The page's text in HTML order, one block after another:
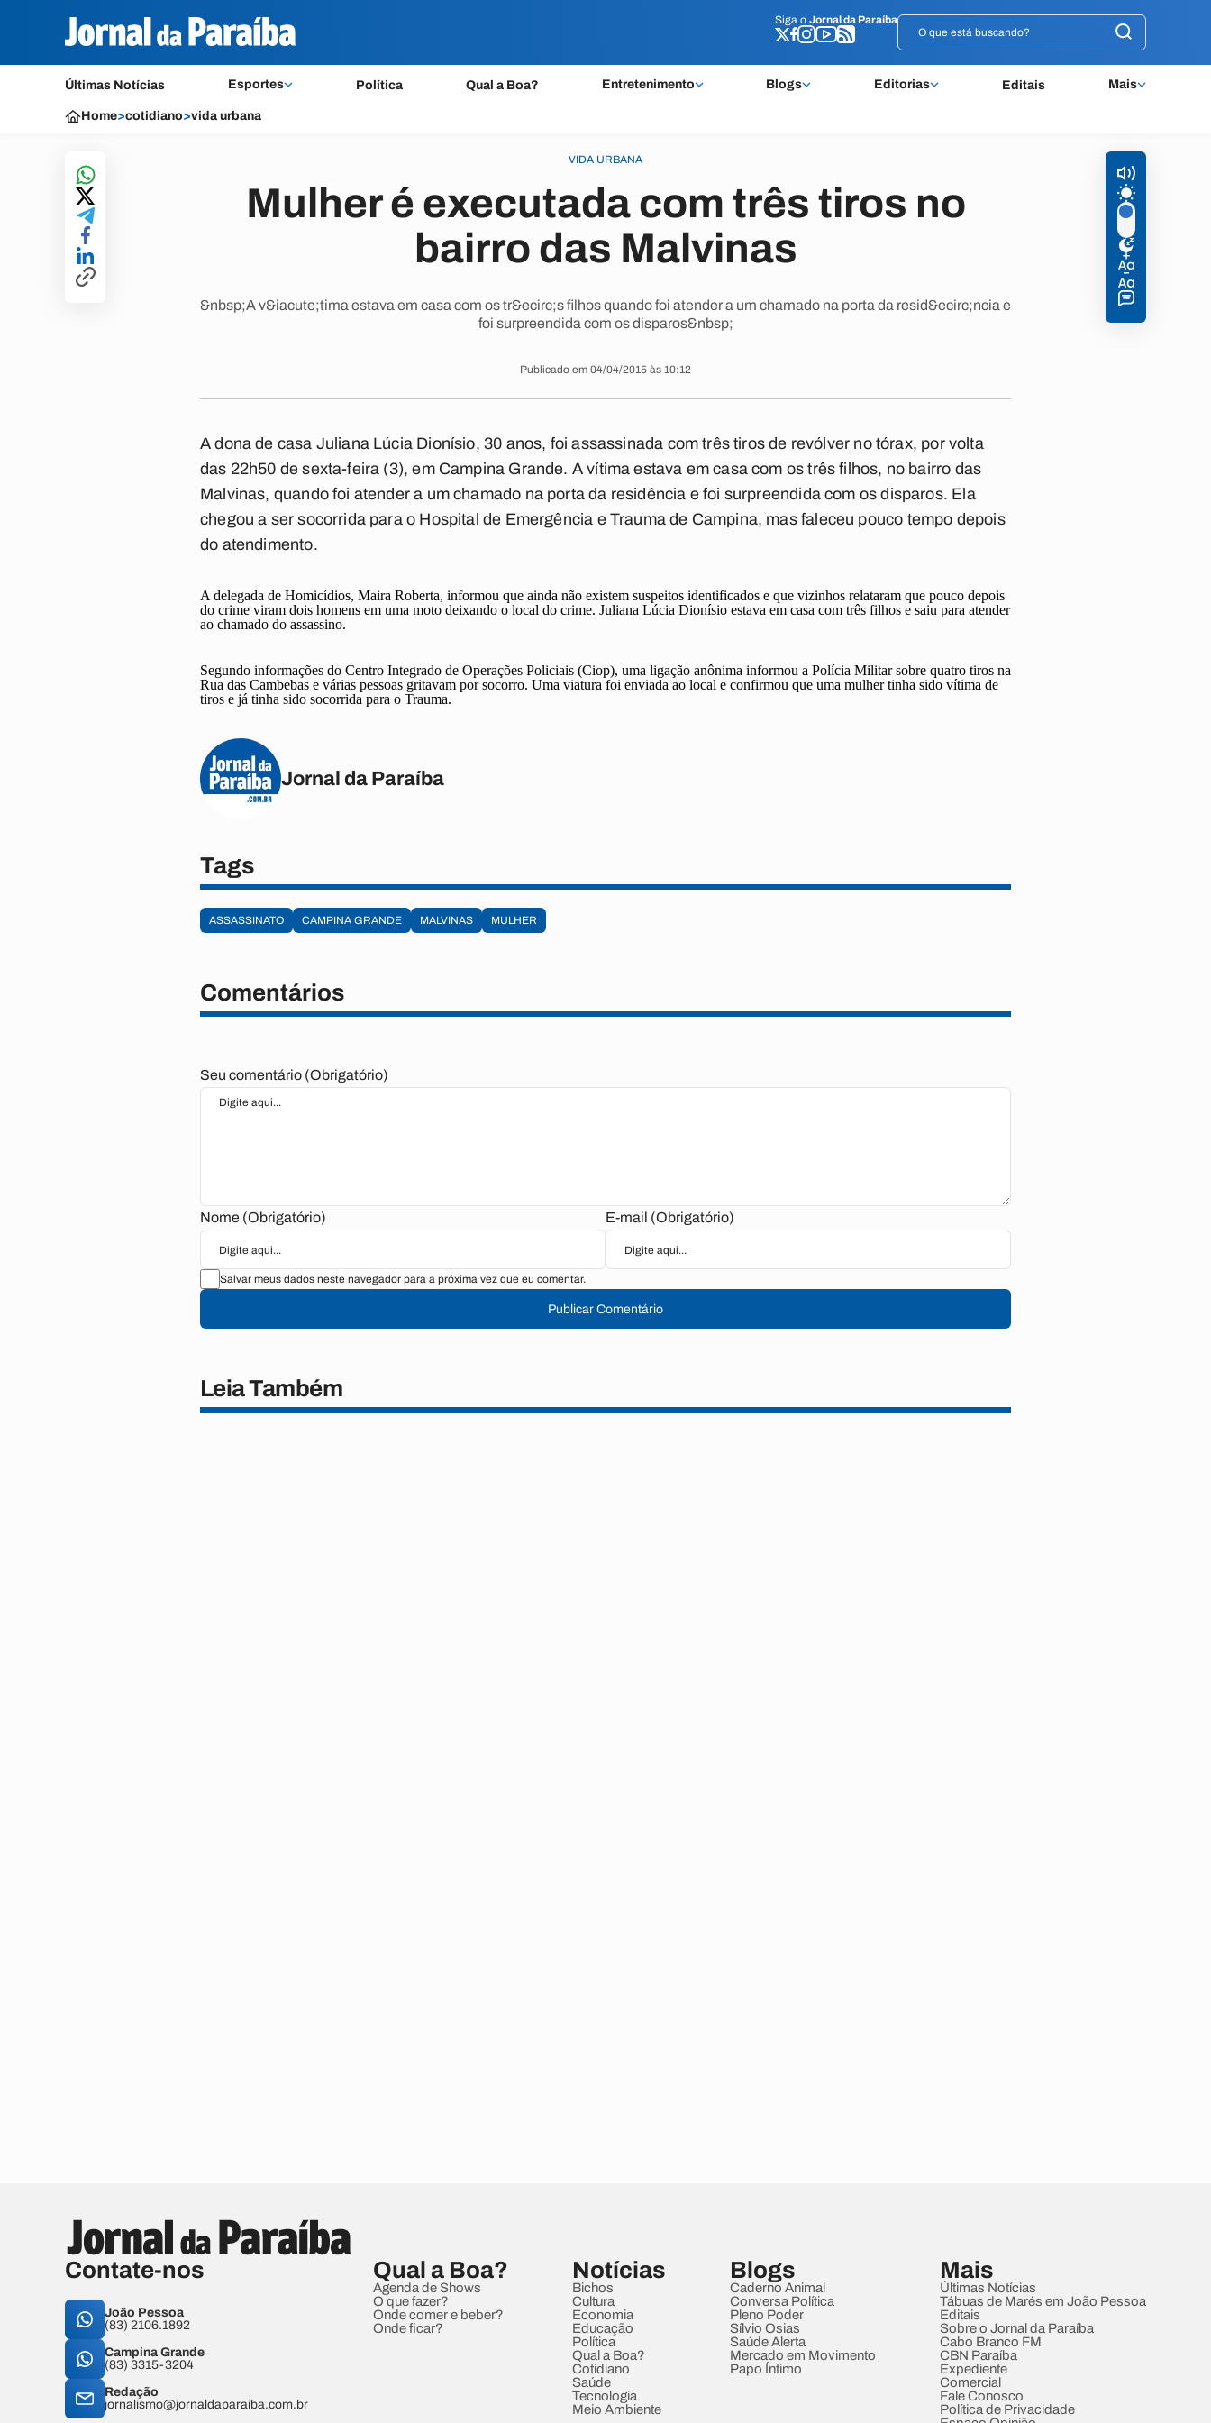
Siga o Jornal da Paraíba
Últimas Notícias Esportes Política Qual a Boa? Entretenimento Blogs Editorias Editais Mais
Siga o Jornal da Paraíba
Home>cotidiano>vida urbana
VIDA URBANA
Mulher é executada com três tiros no
bairro das Malvinas
&nbsp;A v&iacute;tima estava em casa com os tr&ecirc;s filhos quando foi atender a um chamado na porta da resid&ecirc;ncia e
foi surpreendida com os disparos&nbsp;
Publicado em 04/04/2015 às 10:12
A dona de casa Juliana Lúcia Dionísio, 30 anos, foi assassinada com três tiros de revólver no tórax, por volta
das 22h50 de sexta-feira (3), em Campina Grande. A vítima estava em casa com os três filhos, no bairro das
Malvinas, quando foi atender a um chamado na porta da residência e foi surpreendida com os disparos. Ela
chegou a ser socorrida para o Hospital de Emergência e Trauma de Campina, mas faleceu pouco tempo depois
do atendimento.
A delegada de Homicídios, Maira Roberta, informou que ainda não existem suspeitos identificados e que vizinhos relataram que pouco depois
do crime viram dois homens em uma moto deixando o local do crime. Juliana Lúcia Dionísio estava em casa com três filhos e saiu para atender
ao chamado do assassino.
Segundo informações do Centro Integrado de Operações Policiais (Ciop), uma ligação anônima informou a Polícia Militar sobre quatro tiros na
Rua das Cambebas e várias pessoas gritavam por socorro. Uma viatura foi enviada ao local e confirmou que uma mulher tinha sido vítima de
tiros e já tinha sido socorrida para o Trauma.
Jornal da Paraíba
Tags
ASSASSINATO CAMPINA GRANDE MALVINAS MULHER
Comentários
Seu comentário (Obrigatório)
Nome (Obrigatório) E-mail (Obrigatório)
Salvar meus dados neste navegador para a próxima vez que eu comentar.
Publicar Comentário
Leia Também
Contate-nos
João Pessoa
(83) 2106.1892
Campina Grande
(83) 3315-3204
Redação
jornalismo@jornaldaparaiba.com.br
Qual a Boa?
Agenda de Shows
O que fazer?
Onde comer e beber?
Onde ficar?
Notícias
Bichos
Cultura
Economia
Educação
Política
Qual a Boa?
Cotidiano
Saúde
Tecnologia
Meio Ambiente
Blogs
Caderno Animal
Conversa Política
Pleno Poder
Sílvio Osias
Saúde Alerta
Mercado em Movimento
Papo Íntimo
Mais
Últimas Notícias
Tábuas de Marés em João Pessoa
Editais
Sobre o Jornal da Paraíba
Cabo Branco FM
CBN Paraíba
Expediente
Comercial
Fale Conosco
Política de Privacidade